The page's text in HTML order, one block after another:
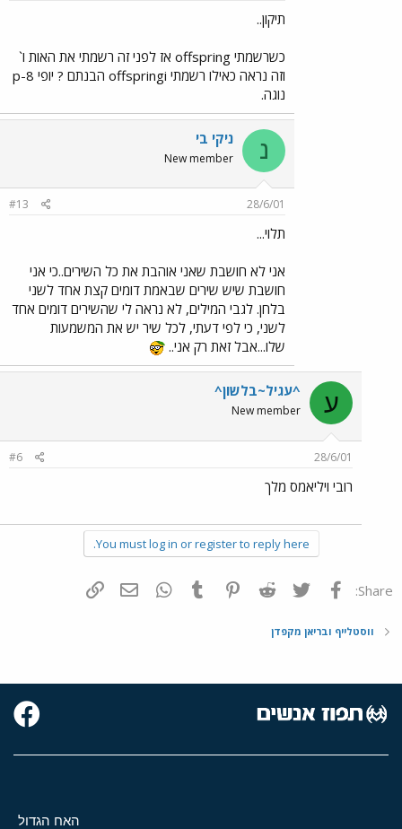
תיקון..
כשרשמתי offspring אז לפני זה רשמתי את האות ו`
וזה נראה כאילו רשמתי offspringi הבנתם ? יופי 8-p
נוגה.
נ ניקי בי
New member
28/6/01
#13
תלוי...
אני לא חושבת שאני אוהבת את כל השירים..כי אני
חושבת שיש שירים שבאמת דומים קצת אחד לשני
בלחן. לגבי המילים, לא נראה לי שהשירים דומים אחד
לשני, כי לפי דעתי, לכל שיר יש את המשמעות
שלו...אבל זאת רק אני..
ע ^עגיל~בלשון^
New member
28/6/01
#6
רובי ויליאמס מלך
You must log in or register to reply here.
Share: פייסבוק Twitter
Reddit
Pinterest
Tumblr
WhatsAppדואר אלקטרוני
ווסטלייף ובריאן מקפדן
האח הגדול